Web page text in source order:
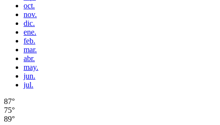
oct.
nov.
dic.
ene.
feb.
mar.
abr.
may.
jun.
jul.
87°
75°
89°